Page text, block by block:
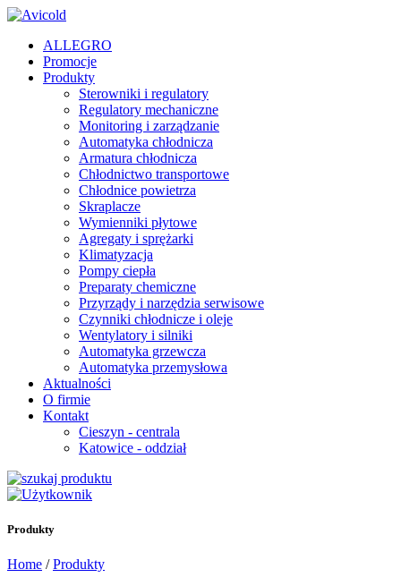
ALLEGRO
Promocje
Produkty
Sterowniki i regulatory
Regulatory mechaniczne
Monitoring i zarządzanie
Automatyka chłodnicza
Armatura chłodnicza
Chłodnictwo transportowe
Chłodnice powietrza
Skraplacze
Wymienniki płytowe
Agregaty i sprężarki
Klimatyzacja
Pompy ciepła
Preparaty chemiczne
Przyrządy i narzędzia serwisowe
Czynniki chłodnicze i oleje
Wentylatory i silniki
Automatyka grzewcza
Automatyka przemysłowa
Aktualności
O firmie
Kontakt
Cieszyn - centrala
Katowice - oddział
Produkty
Home /Produkty